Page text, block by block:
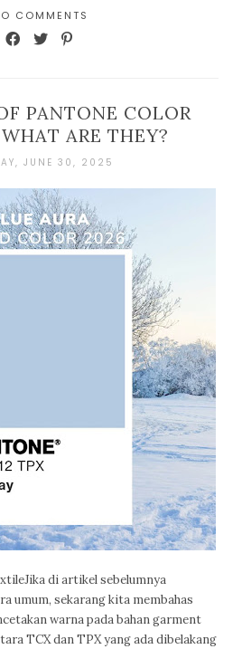
COMMENTS
PANTONE COLOR
ARE THEY?
JUNE 30, 2025
di artikel sebelumnya
umum, sekarang kita membahas
warna pada bahan garment
TCX dan TPX yang ada dibelakang